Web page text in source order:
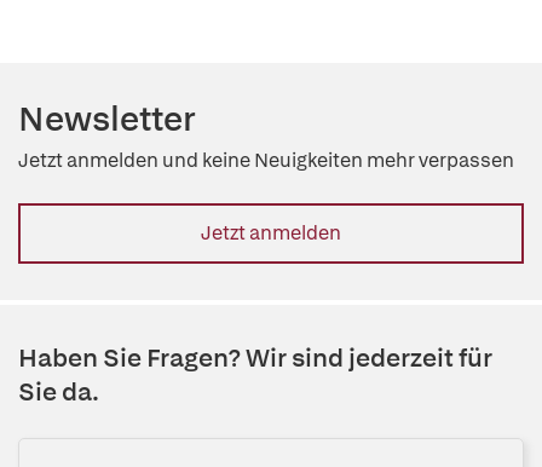
Newsletter
Jetzt anmelden und keine Neuigkeiten mehr verpassen
Jetzt anmelden
Haben Sie Fragen? Wir sind jederzeit für
Sie da.